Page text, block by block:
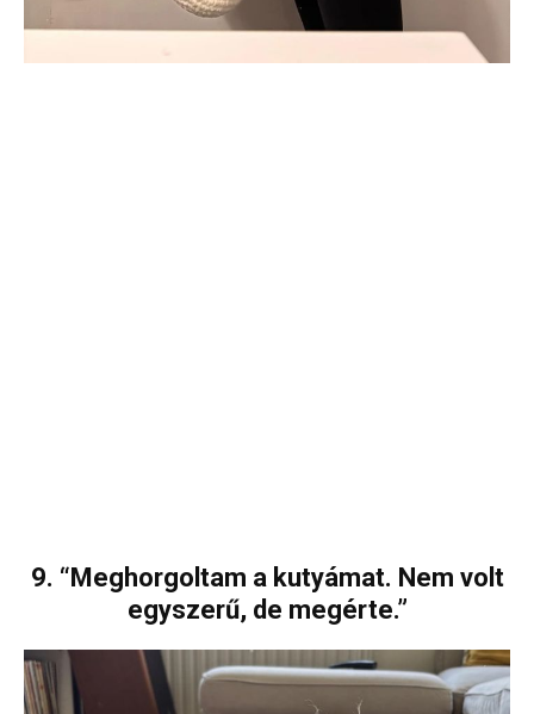
9. “Meghorgoltam a kutyámat. Nem volt
egyszerű, de megérte.”